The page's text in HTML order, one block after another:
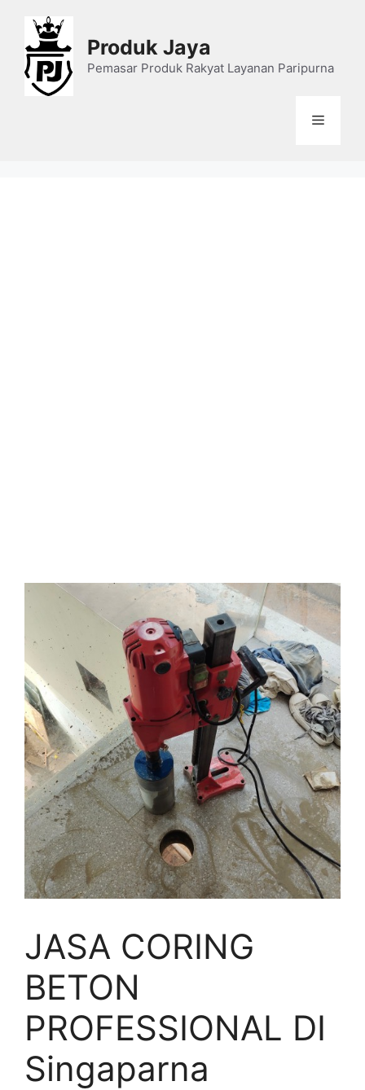
content
Produk Jaya
Pemasar Produk Rakyat Layanan Paripurna
Menu
JASA CORING
BETON
PROFESSIONAL DI
Singaparna